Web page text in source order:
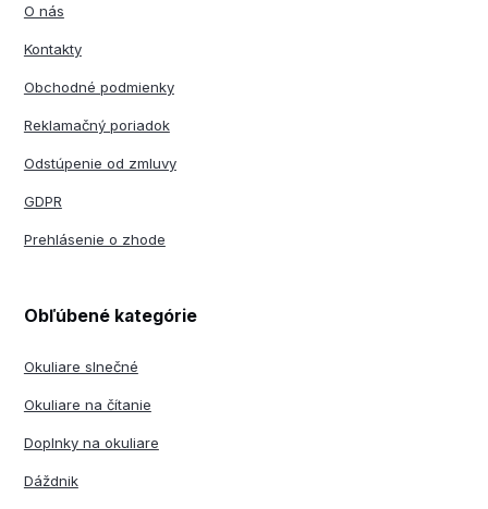
O nás
Kontakty
Obchodné podmienky
Reklamačný poriadok
Odstúpenie od zmluvy
GDPR
Prehlásenie o zhode
Obľúbené kategórie
Okuliare slnečné
Okuliare na čítanie
Doplnky na okuliare
Dáždnik